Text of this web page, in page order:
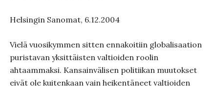
Helsingin Sanomat, 6.12.2004
Vielä vuosikymmen sitten ennakoitiin globalisaation
puristavan yksittäisten valtioiden roolin
ahtaammaksi. Kansainvälisen politiikan muutokset
eivät ole kuitenkaan vain heikentäneet valtioiden